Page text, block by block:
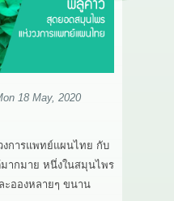
18 May, 2020
การแพทย์แผนไทย กับ
ากมาย หนึ่งในสมุนไพร
ะอองหลายๆ ขนาน